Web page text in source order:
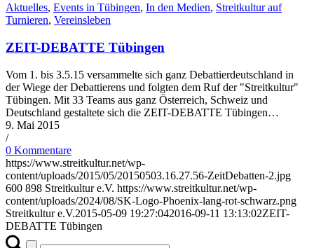
Aktuelles, Events in Tübingen, In den Medien, Streitkultur auf
Turnieren, Vereinsleben
ZEIT-DEBATTE Tübingen
Vom 1. bis 3.5.15 versammelte sich ganz Debattierdeutschland in
der Wiege der Debattierens und folgten dem Ruf der "Streitkultur"
Tübingen. Mit 33 Teams aus ganz Österreich, Schweiz und
Deutschland gestaltete sich die ZEIT-DEBATTE Tübingen…
9. Mai 2015
/
0 Kommentare
https://www.streitkultur.net/wp-
content/uploads/2015/05/20150503.16.27.56-ZeitDebatten-2.jpg
600 898 Streitkultur e.V. https://www.streitkultur.net/wp-
content/uploads/2024/08/SK-Logo-Phoenix-lang-rot-schwarz.png
Streitkultur e.V.2015-05-09 19:27:042016-09-11 13:13:02ZEIT-
DEBATTE Tübingen